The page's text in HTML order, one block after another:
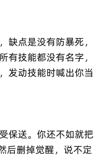
缺点是没有防暴死，
有技能都没有名字，
发动技能时喊出你当
保送。你还不如就把
后删掉觉醒，说不定